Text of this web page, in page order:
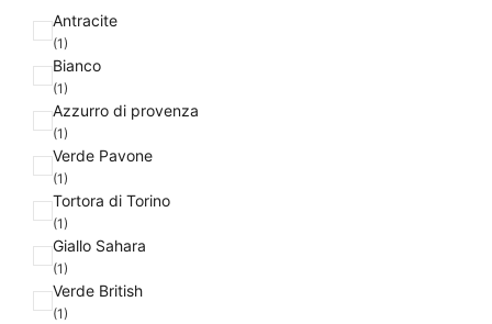
F
a
r
b
e
Antracite
(1)
Bianco
(1)
Azzurro di provenza
(1)
Verde Pavone
(1)
Tortora di Torino
(1)
Giallo Sahara
(1)
Verde British
(1)